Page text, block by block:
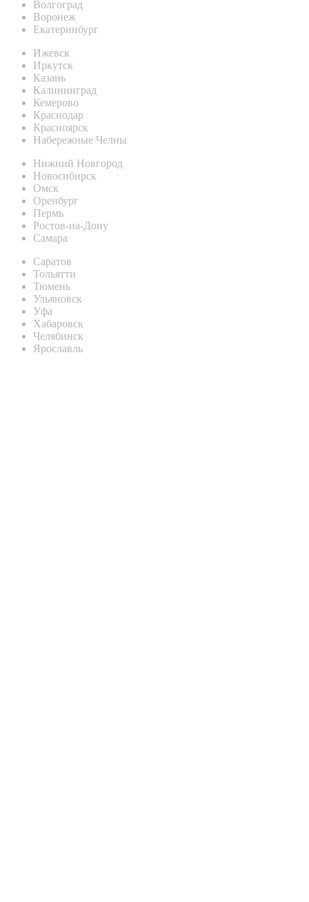
Волгоград
Воронеж
Екатеринбург
Ижевск
Иркутск
Казань
Калининград
Кемерово
Краснодар
Красноярск
Набережные Челны
Нижний Новгород
Новосибирск
Омск
Оренбург
Пермь
Ростов-на-Дону
Самара
Саратов
Тольятти
Тюмень
Ульяновск
Уфа
Хабаровск
Челябинск
Ярославль